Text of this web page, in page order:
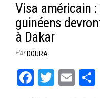
Visa américain
guinéens
à Dakar
ParDOURA
Fa
T
E